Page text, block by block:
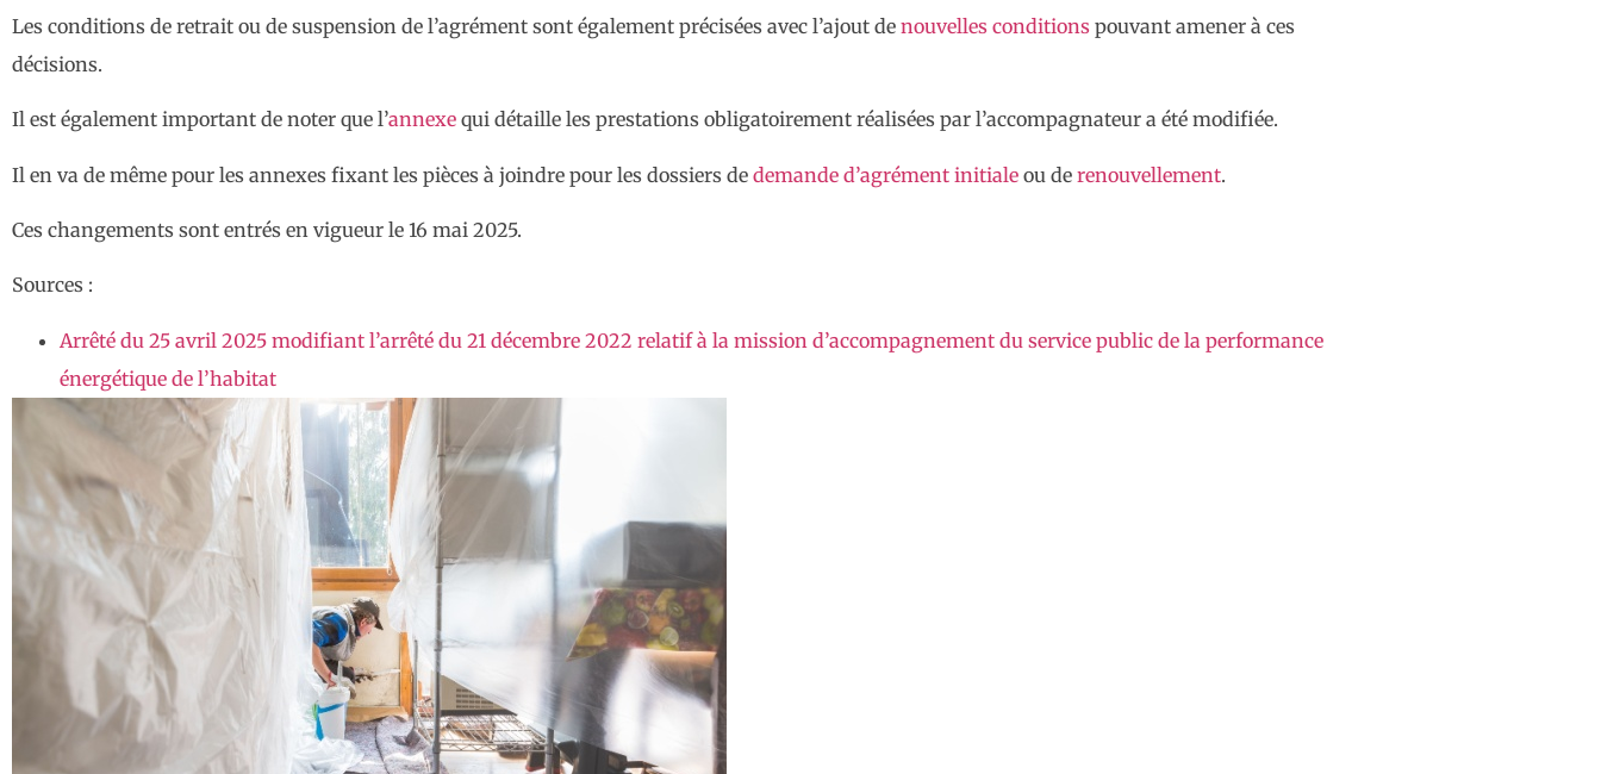
Les conditions de retrait ou de suspension de l’agrément sont également précisées avec l’ajout de nouvelles conditions pouvant amener à ces
décisions.
Il est également important de noter que l’annexe qui détaille les prestations obligatoirement réalisées par l’accompagnateur a été modifiée.
Il en va de même pour les annexes fixant les pièces à joindre pour les dossiers de demande d’agrément initiale ou de renouvellement.
Ces changements sont entrés en vigueur le 16 mai 2025.
Sources :
Arrêté du 25 avril 2025 modifiant l’arrêté du 21 décembre 2022 relatif à la mission d’accompagnement du service public de la performance
énergétique de l’habitat